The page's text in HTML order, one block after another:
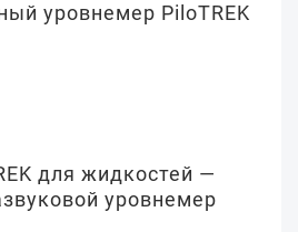
уровнемер PiloTREK
для жидкостей —
уровнемер